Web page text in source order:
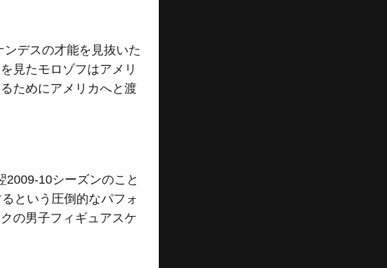
デスの才能を見抜いた
見たモロゾフはアメリ
ためにアメリカへと渡
10シーズンのこと
という圧倒的なパフォ
の男子フィギュアスケ